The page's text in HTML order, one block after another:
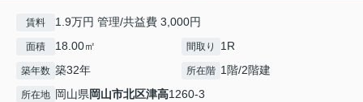
賃料 1.9万円 管理/共益費 3,000円
面積 18.00㎡ 間取り 1R
築年数 築32年 所在階 1階/2階建
所在地 岡山県岡山市北区津高1260-3